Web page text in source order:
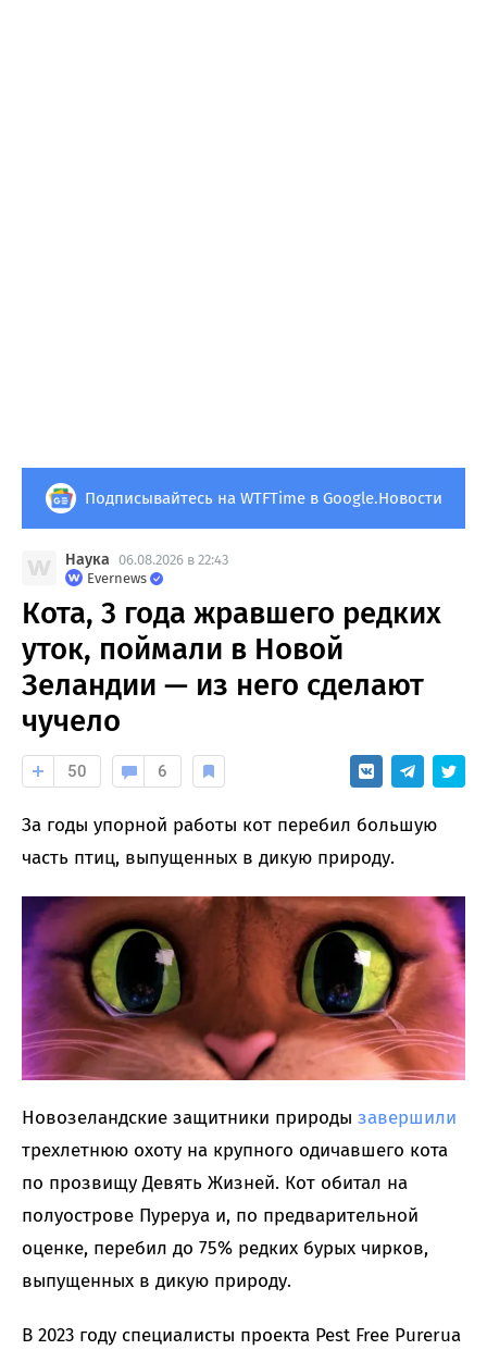
Подписывайтесь на WTFTime в Google.Новости
Наука 06.08.2026 в 22:43
Evernews
Кота, 3 года жравшего редких
уток, поймали в Новой
Зеландии — из него сделают
чучело
50 6
За годы упорной работы кот перебил большую
часть птиц, выпущенных в дикую природу.
Новозеландские защитники природы завершили
трехлетнюю охоту на крупного одичавшего кота
по прозвищу Девять Жизней. Кот обитал на
полуострове Пуреруа и, по предварительной
оценке, перебил до 75% редких бурых чирков,
выпущенных в дикую природу.
В 2023 году специалисты проекта Pest Free Purerua